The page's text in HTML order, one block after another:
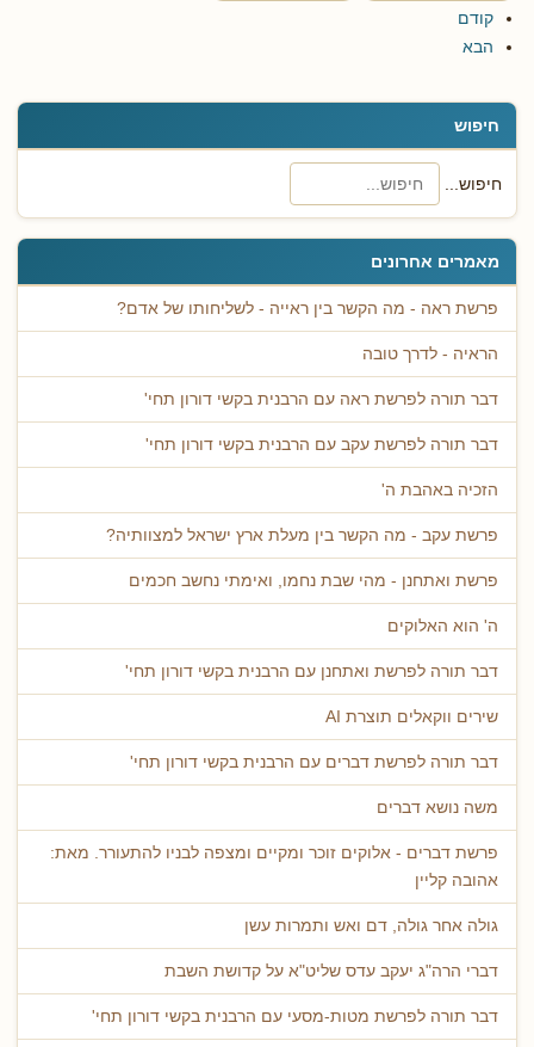
חיפוש
חיפוש...
מאמרים אחרונים
פרשת ראה - מה הקשר בין ראייה - לשליחותו של אדם?
הראיה - לדרך טובה
דבר תורה לפרשת ראה עם הרבנית בקשי דורון תחי'
דבר תורה לפרשת עקב עם הרבנית בקשי דורון תחי'
הזכיה באהבת ה'
פרשת עקב - מה הקשר בין מעלת ארץ ישראל למצוותיה?
פרשת ואתחנן - מהי שבת נחמו, ואימתי נחשב חכמים
ה' הוא האלוקים
דבר תורה לפרשת ואתחנן עם הרבנית בקשי דורון תחי'
שירים ווקאלים תוצרת AI
דבר תורה לפרשת דברים עם הרבנית בקשי דורון תחי'
משה נושא דברים
פרשת דברים - אלוקים זוכר ומקיים ומצפה לבניו להתעורר. מאת:
אהובה קליין
גולה אחר גולה, דם ואש ותמרות עשן
דברי הרה"ג יעקב עדס שליט"א על קדושת השבת
דבר תורה לפרשת מטות-מסעי עם הרבנית בקשי דורון תחי'
קודם
הבא